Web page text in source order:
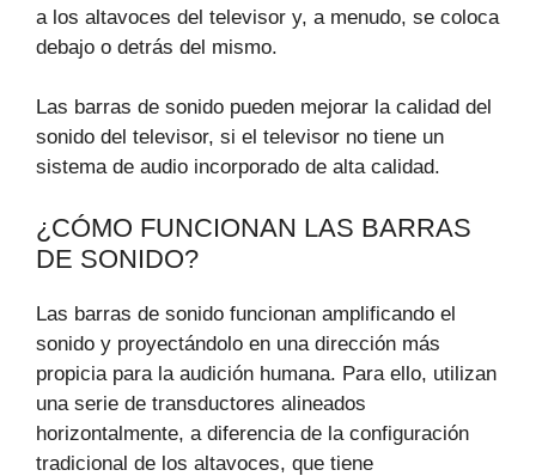
a los altavoces del televisor y, a menudo, se coloca
debajo o detrás del mismo.
Las barras de sonido pueden mejorar la calidad del
sonido del televisor, si el televisor no tiene un
sistema de audio incorporado de alta calidad.
¿CÓMO FUNCIONAN LAS BARRAS
DE SONIDO?
Las barras de sonido funcionan amplificando el
sonido y proyectándolo en una dirección más
propicia para la audición humana. Para ello, utilizan
una serie de transductores alineados
horizontalmente, a diferencia de la configuración
tradicional de los altavoces, que tiene